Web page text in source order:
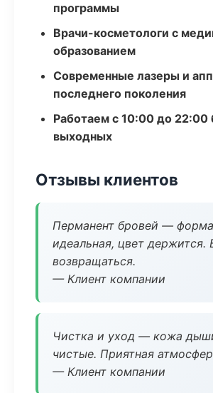
программы
Врачи-косметологи с
образованием
Современные лазеры и
последнего поколения
Работаем с 10:00 до 22:00
выходных
Отзывы клиентов
Перманент бровей — форма
идеальная, цвет держится.
возвращаться.
— Клиент компании
Чистка и уход — кожа
чистые. Приятная
— Клиент компании